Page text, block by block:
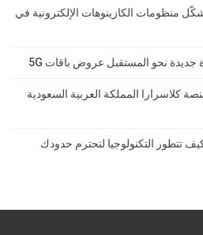
منظومات الكازينوهات الإلكترونية في
كلاسرارا المملكة العربية السعودية
تتطور التكنولوجيا لتحترم حدودك